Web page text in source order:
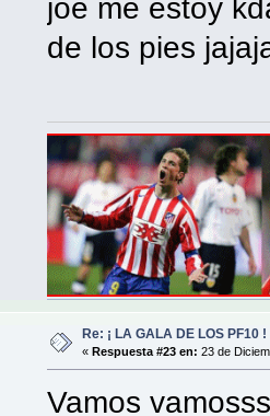
joe me estoy
de los pies
Re: ¡ LA GALA DE LOS PF10 !
« Respuesta #23 en: 23 de
Vamos